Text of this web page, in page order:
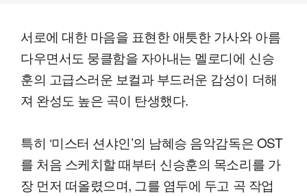
서로에 대한 마음을 표현한 애틋한 가사와 아름
다우면서도 뭉클함을 자아내는 멜로디에 신승
훈의 고급스러운 보컬과 부드러운 감성이 더해
져 완성도 높은 곡이 탄생했다.
특히 ‘미스터 션샤인’의 남혜승 음악감독은 OST
를 처음 스케치할 때부터 신승훈의 목소리를 가
장 먼저 떠올렸으며, 그를 염두에 두고 곡 작업